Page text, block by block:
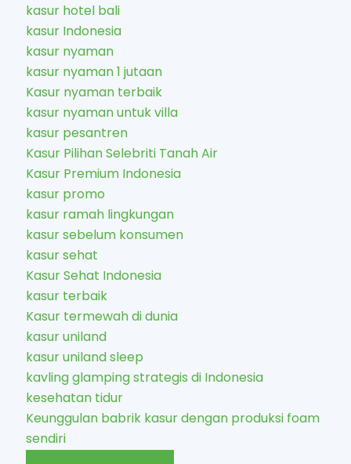
kasur hotel bali
kasur Indonesia
kasur nyaman
kasur nyaman 1 jutaan
Kasur nyaman terbaik
kasur nyaman untuk villa
kasur pesantren
Kasur Pilihan Selebriti Tanah Air
Kasur Premium Indonesia
kasur promo
kasur ramah lingkungan
kasur sebelum konsumen
kasur sehat
Kasur Sehat Indonesia
kasur terbaik
Kasur termewah di dunia
kasur uniland
kasur uniland sleep
kavling glamping strategis di Indonesia
kesehatan tidur
Keunggulan babrik kasur dengan produksi foam
sendiri